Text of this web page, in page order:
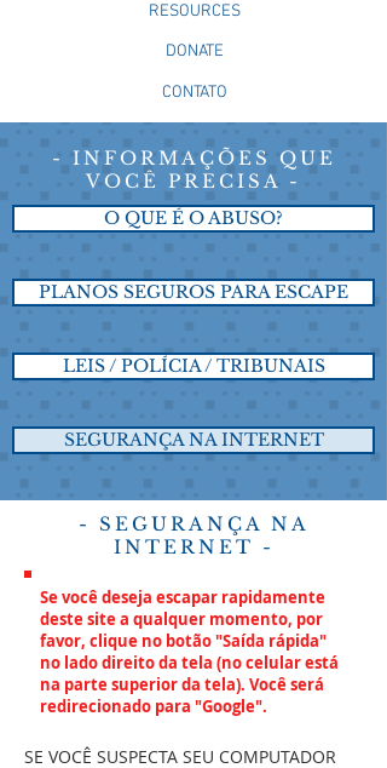
RESOURCES
DONATE
CONTATO
- INFORMAÇÕES QUE
VOCÊ PRECISA -
O QUE É O ABUSO?
PLANOS SEGUROS PARA ESCAPE
LEIS / POLÍCIA / TRIBUNAIS
SEGURANÇA NA INTERNET
- SEGURANÇA NA
INTERNET -
Se você deseja escapar rapidamente
deste site a qualquer momento, por
favor, clique no botão "Saída rápida"
no lado direito da tela (no celular está
na parte superior da tela). Você será
redirecionado para "Google".
SE VOCÊ SUSPECTA SEU COMPUTADOR